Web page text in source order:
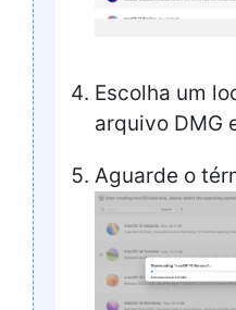
Escolha um
arquivo DMG
Aguarde o